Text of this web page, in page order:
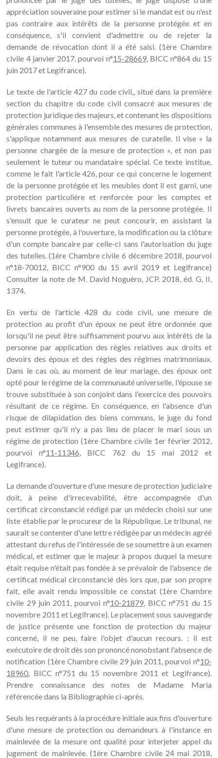
appréciation souveraine pour estimer si le mandat est ou n'est
pas contraire aux intérêts de la personne protégée et en
conséquence, s'il convient d'admettre ou de rejeter la
demande de révocation dont il a été saisi. (1ère Chambre
civile 4 janvier 2017, pourvoi n°15-28669, BICC n°864 du 15
juin 2017 et Legifrance).
Le texte de l'article 427 du code civil,, situé dans la première
section du chapitre du code civil consacré aux mesures de
protection juridique des majeurs, et contenant les dispositions
générales communes à l'ensemble des mesures de protection,
s'applique notamment aux mesures de curatelle. Il vise « la
personne chargée de la mesure de protection », et non pas
seulement le tuteur ou mandataire spécial. Ce texte institue,
comme le fait l'article 426, pour ce qui concerne le logement
de la personne protégée et les meubles dont il est garni, une
protection particulière et renforcée pour les comptes et
livrets bancaires ouverts au nom de la personne protégée. Il
s'ensuit que le curateur ne peut concourir, en assistant la
personne protégée, à l'ouverture, la modification ou la clôture
d'un compte bancaire par celle-ci sans l'autorisation du juge
des tutelles. (1ère Chambre civile 6 décembre 2018, pourvoi
n°18-70012, BICC n°900 du 15 avril 2019 et Legifrance)
Consulter la note de M. David Noguèro, JCP. 2018, éd. G, II,
1374.
En vertu de l'article 428 du code civil, une mesure de
protection au profit d'un époux ne peut être ordonnée que
lorsqu'il ne peut être suffisamment pourvu aux intérêts de la
personne par application des règles relatives aux droits et
devoirs des époux et des règles des régimes matrimoniaux.
Dans le cas où, au moment de leur mariage, des époux ont
opté pour le régime de la communauté universelle, l'épouse se
trouve substituée à son conjoint dans l'exercice des pouvoirs
résultant de ce régime. En conséquence, en l'absence d'un
risque de dilapidation des biens communs, le juge du fond
peut estimer qu'il n'y a pas lieu de placer le mari sous un
régime de protection (1ère Chambre civile 1er février 2012,
pourvoi n°11-11346, BICC 762 du 15 mai 2012 et
Legifrance).
La demande d'ouverture d'une mesure de protection judiciaire
doit, à peine d'irrecevabilité, être accompagnée d'un
certificat circonstancié rédigé par un médecin choisi sur une
liste établie par le procureur de la République. Le tribunal, ne
saurait se contenter d'une lettre rédigée par un médecin agréé
attestant du refus de l'intéressée de se soumettre à un examen
médical, et estimer que le majeur à propos duquel la mesure
était requise n'était pas fondée à se prévaloir de l'absence de
certificat médical circonstancié dès lors que, par son propre
fait, elle avait rendu impossible ce constat (1ère Chambre
civile 29 juin 2011, pourvoi n°10-21879, BICC n°751 du 15
novembre 2011 et Legifrance). Le placement sous sauvegarde
de justice présente une fonction de protection du majeur
concerné, il ne peu, faire l'objet d'aucun recours. : il est
exécutoire de droit dès son prononcé nonobstant l'absence de
notification (1ère Chambre civile 29 juin 2011, pourvoi n°10-
18960, BICC n°751 du 15 novembre 2011 et Legifrance).
Prendre connaissance des notes de Madame Maria
référencée dans la Bibliographie ci-après.
Seuls les requérants à la procédure initiale aux fins d'ouverture
d'une mesure de protection ou demandeurs à l'instance en
mainlevée de la mesure ont qualité pour interjeter appel du
jugement de mainlevée. (1ère Chambre civile 24 mai 2018,